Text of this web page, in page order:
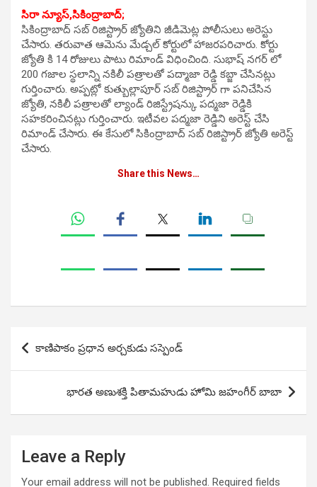
సిరా న్యూస్,సికింద్రాబాద్;
సికింద్రాబాద్ సబ్ రిజిస్ట్రార్ జ్యోతిని జీడిమెట్ల పోలీసులు అరెస్టు
చేసారు. తరువాత ఆమెను మేడ్చల్ కోర్టులో హాజరపరిచారు. కోర్టు
జ్యోతి కి 14 రోజులు పాటు రిమాండ్ విధించింది. సుభాష్ నగర్ లో
200 గజాల స్థలాన్ని నకిలీ పత్రాలతో పద్మాజా రెడ్డి కబ్జా చేసినట్లు
గుర్తించారు. అప్పట్లో కుత్బుల్లాపూర్ సబ్ రిజిస్ట్రార్ గా పనిచేసిన
జ్యోతి, నకిలీ పత్రాలతో ల్యాండ్ రిజిస్ట్రేషన్కు పద్మజా రెడ్డికి
సహకరించినట్లు గుర్తించారు. ఇటీవల పద్మజా రెడ్డిని అరెస్ట్ చేసి
రిమాండ్ చేసారు. ఈ కేసులో సికింద్రాబాద్ సబ్ రిజిస్ట్రార్ జ్యోతి అరెస్ట్
చేసారు.
Share this News…
Post
navigation
కాణిపాకం ప్రధాన అర్చకుడు సస్పెండ్
భారత అణుశక్తి పితామహుడు హోమి జహంగీర్ బాబా
Leave a Reply
Your email address will not be published. Required fields